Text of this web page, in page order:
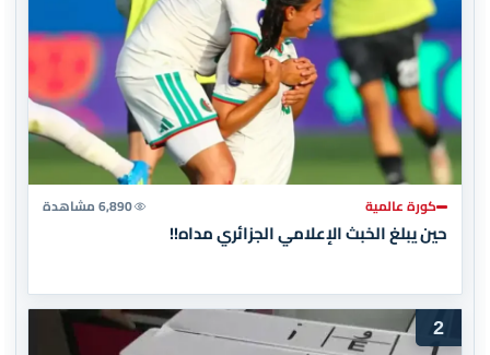
كورة عالمية 6,890 مشاهدة
حين يبلغ الخبث الإعلامي الجزائري مداه!!
2